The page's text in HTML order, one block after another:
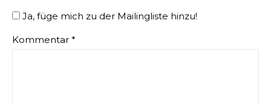
Ja, füge mich zu der Mailingliste hinzu!
Kommentar *